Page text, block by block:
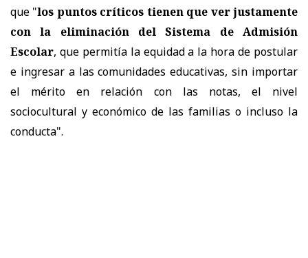
que "los puntos críticos tienen que ver justamente
con la eliminación del Sistema de Admisión
Escolar, que permitía la equidad a la hora de postular
e ingresar a las comunidades educativas, sin importar
el mérito en relación con las notas, el nivel
sociocultural y económico de las familias o incluso la
conducta".